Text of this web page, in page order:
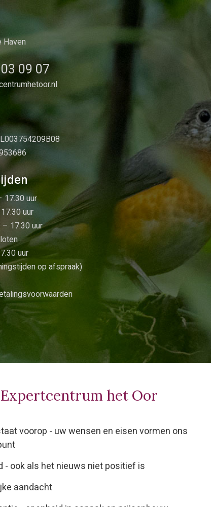
Haven
09 07
17.30 uur
uur
– 17.30 uur
uur
op afspraak)
het Oor
voorop - uw wensen en eisen vormen ons
- ook als het nieuws niet positief is
aandacht